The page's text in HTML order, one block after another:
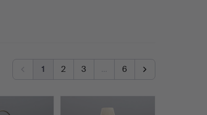
1 2 3 … 6